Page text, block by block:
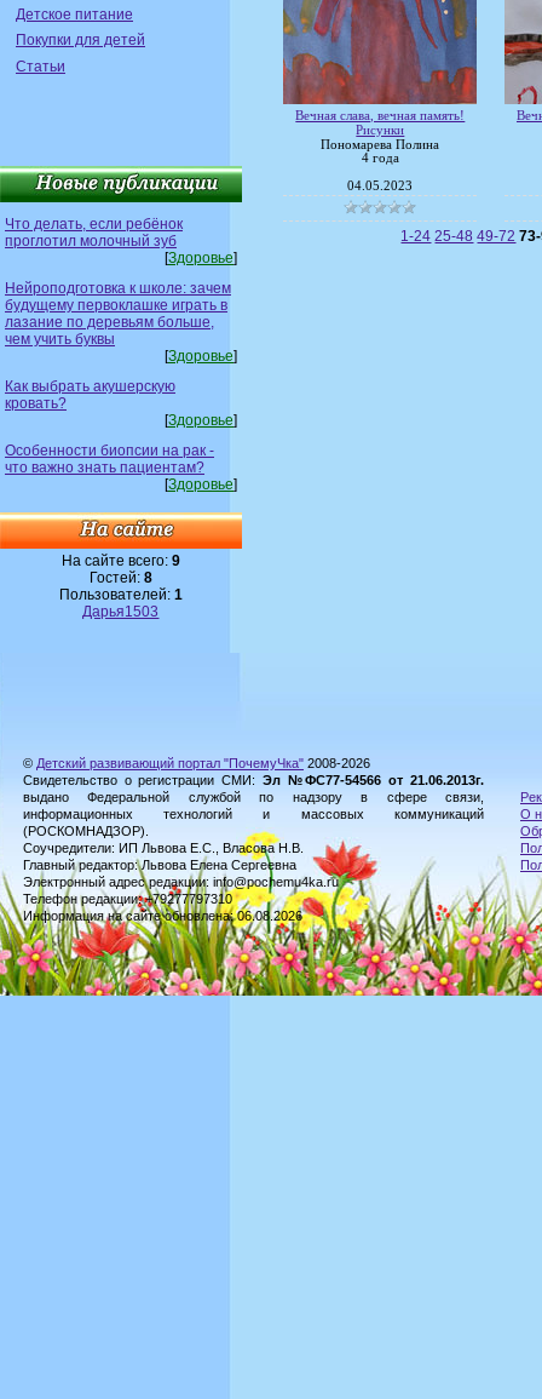
Детское питание
Покупки для детей
Статьи
Что делать, если ребёнок
проглотил молочный зуб
[Здоровье]
Нейроподготовка к школе: зачем
будущему первоклашке играть в
лазание по деревьям больше,
чем учить буквы
[Здоровье]
Как выбрать акушерскую
кровать?
[Здоровье]
Особенности биопсии на рак -
что важно знать пациентам?
[Здоровье]
На сайте всего: 9
Гостей: 8
Пользователей: 1
Дарья1503
Вечная слава, вечная память!
Рисунки
Пономарева Полина
4 года
04.05.2023
1-24 25-48 49-72
© Детский развивающий портал "ПочемуЧка" 2008-2026
Свидетельство о регистрации СМИ: Эл №ФС77-54566 от 21.06.2013г.
выдано Федеральной службой по надзору в сфере связи,
информационных технологий и массовых коммуникаций
(РОСКОМНАДЗОР).
Соучредители: ИП Львова Е.С., Власова Н.В.
Главный редактор: Львова Елена Сергеевна
Электронный адрес редакции: info@pochemu4ka.ru
Телефон редакции: +79277797310
Информация на сайте обновлена: 06.08.2026
О